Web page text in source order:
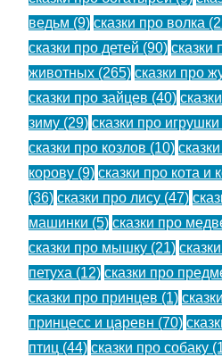
ведьм (9) сказки про волка
сказки про детей (90) сказки
животных (265) сказки про
сказки про зайцев (40)
зиму (29) сказки про игрушки
сказки про козлов (10)
корову (9) сказки про кота и
(36) сказки про лису (47)
машинки (5) сказки про
сказки про мышку (21)
петуха (12) сказки про
сказки про принцев (1)
принцесс и царевн (70)
птиц (44) сказки про собаку